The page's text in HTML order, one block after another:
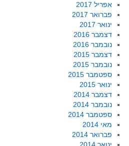
אפריל 2017
פברואר 2017
ינואר 2017
דצמבר 2016
נובמבר 2016
דצמבר 2015
נובמבר 2015
ספטמבר 2015
ינואר 2015
דצמבר 2014
נובמבר 2014
ספטמבר 2014
מאי 2014
פברואר 2014